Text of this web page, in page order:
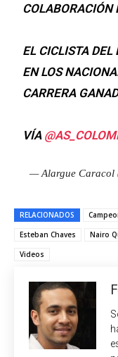
COLABORACIÓN
EL CICLISTA DEL
EN LOS
CARRERA
VÍA
— Alargue Caracol
RELACIONADOS
Esteban Chaves
Nairo
Videos